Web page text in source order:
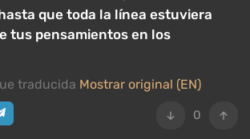
que toda la línea estuviera
tus pensamientos en los
traducida Mostrar original (EN)
0